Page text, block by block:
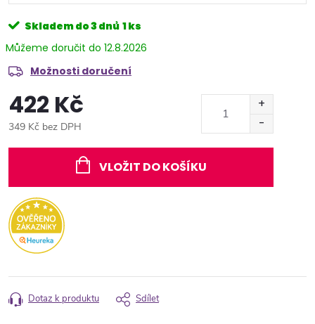
Skladem do 3 dnů 1 ks
12.8.2026
Možnosti doručení
422 Kč
349 Kč bez DPH
VLOŽIT DO KOŠÍKU
Dotaz k produktu Sdílet